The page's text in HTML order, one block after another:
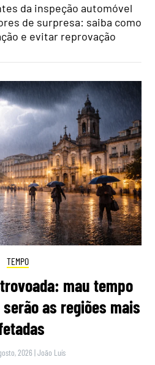
da inspeção automóvel
de surpresa: saiba como
e evitar reprovação
TEMPO
mau tempo
as regiões mais
2026 |João Luís